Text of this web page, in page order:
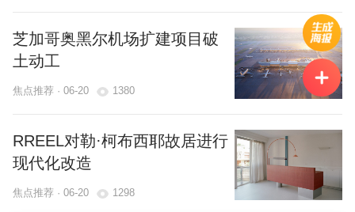
芝加哥奥黑尔机场扩建项目破
土动工
焦点推荐 · 06-20 1380
RREEL对勒·柯布西耶故居进行
现代化改造
焦点推荐 · 06-20 1298